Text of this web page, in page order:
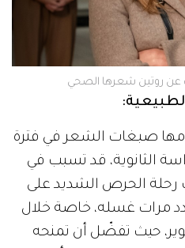
عن روتين شعرها الصحي
صبغات الشعر في فترة
الثانوية، قد تسبب في
رحلة الحرص الشديد على
مرات غسله، خاصة خلال
حيث تفضّل أن تمنحه